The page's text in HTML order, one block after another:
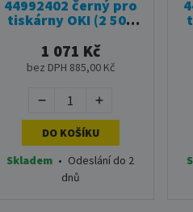
44992402 černý pro
tiskárny OKI (2 500
1 071 Kč
bez DPH 885,00 Kč
DO KOŠÍKU
Skladem • Odeslání do 2
dnů